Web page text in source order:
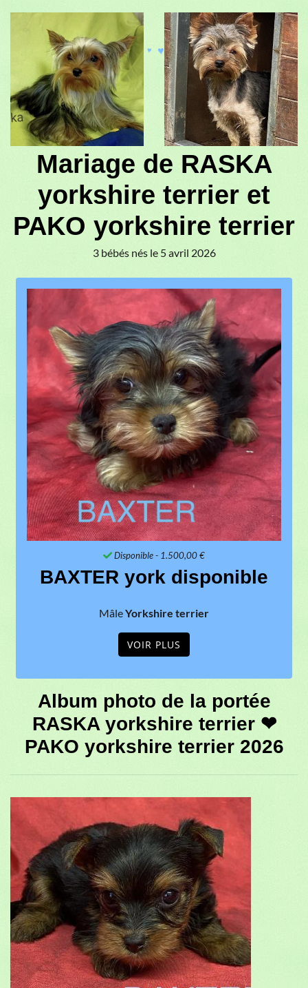
♥
♥
♥
♥
♥
♥
♥
♥
Mariage de RASKA
yorkshire terrier et
PAKO yorkshire terrier
3 bébés nés le 5 avril 2026
Disponible- 1.500,00 €
BAXTER york disponible
MâleYorkshire terrier
VOIR PLUS
Album photo de la portée
RASKA yorkshire terrier ❤
PAKO yorkshire terrier 2026